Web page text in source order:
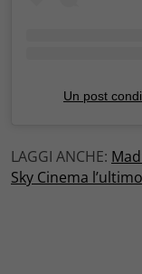
Un post
LAGGI ANCHE:
Sky Cinema